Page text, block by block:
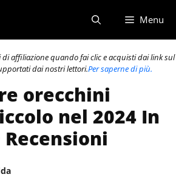
Menu
affiliazione quando fai clic e acquisti dai link sul
dai nostri lettori.Per saperne di più.
orecchini
nel 2024 In
Recensioni